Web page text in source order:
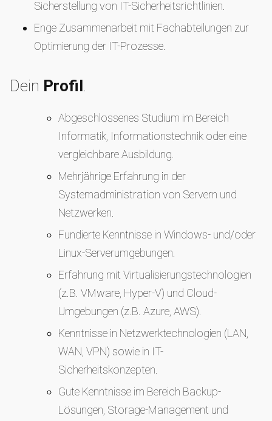
Sicherstellung von IT-Sicherheitsrichtlinien.
Enge Zusammenarbeit mit Fachabteilungen zur
Optimierung der IT-Prozesse.
Dein Profil.
Abgeschlossenes Studium im Bereich
Informatik, Informationstechnik oder eine
vergleichbare Ausbildung.
Mehrjährige Erfahrung in der
Systemadministration von Servern und
Netzwerken.
Fundierte Kenntnisse in Windows- und/oder
Linux-Serverumgebungen.
Erfahrung mit Virtualisierungstechnologien
(z.B. VMware, Hyper-V) und Cloud-
Umgebungen (z.B. Azure, AWS).
Kenntnisse in Netzwerktechnologien (LAN,
WAN, VPN) sowie in IT-
Sicherheitskonzepten.
Gute Kenntnisse im Bereich Backup-
Lösungen, Storage-Management und